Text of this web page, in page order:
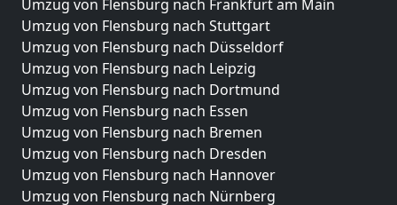
Umzug von Flensburg nach Frankfurt am Main
Umzug von Flensburg nach Stuttgart
Umzug von Flensburg nach Düsseldorf
Umzug von Flensburg nach Leipzig
Umzug von Flensburg nach Dortmund
Umzug von Flensburg nach Essen
Umzug von Flensburg nach Bremen
Umzug von Flensburg nach Dresden
Umzug von Flensburg nach Hannover
Umzug von Flensburg nach Nürnberg